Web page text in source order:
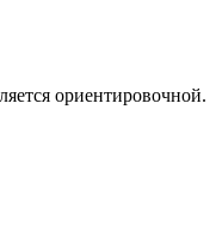
ориентировочной.